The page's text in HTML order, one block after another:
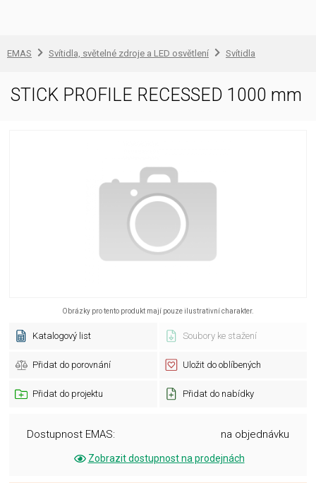
EMAS Svítidla, světelné zdroje a LED osvětlení Svítidla
STICK PROFILE RECESSED 1000 mm
Obrázky pro tento produkt mají pouze ilustrativní charakter.
Katalogový list Soubory ke stažení
Přidat do porovnání Uložit do oblíbených
Přidat do projektu Přidat do nabídky
Dostupnost EMAS: na objednávku
Zobrazit dostupnost na prodejnách